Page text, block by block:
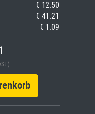
€ 12.50
€ 41.21
€ 1.09